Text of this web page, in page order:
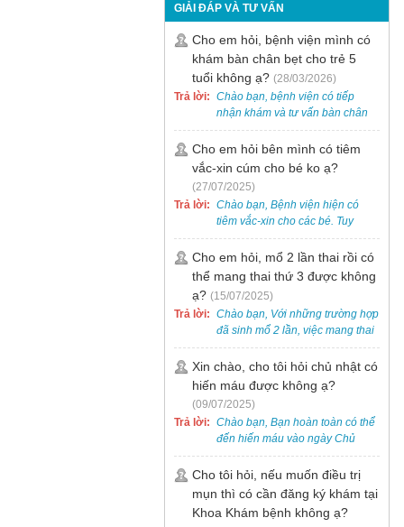
GIẢI ĐÁP VÀ TƯ VẤN
Cho em hỏi, bệnh viện mình có
khám bàn chân bẹt cho trẻ 5
tuổi không ạ? (28/03/2026)
Trả lời: Chào bạn, bệnh viện có tiếp
nhận khám và tư vấn bàn chân
bẹt cho trẻ em, bao gồm cả trẻ 5
tuổi. Bạn có thể đưa bé đến
Khoa Khám bệnh của bệnh viện
để được bác sĩ chuyên khoa
thăm khám. Ngoài ra, để thuận
tiện hơn, bạn có thể đặt lịch
khám trước qua số điện thoại:
0988 270 115. Nếu cần hỗ trợ
thêm, vui lòng liên hệ qua Zalo
hoặc Fanpage Bệnh viện Việt
Nam - Thụy Điển Uông Bí.
Cho em hỏi bên mình có tiêm
vắc-xin cúm cho bé ko ạ?
(27/07/2025)
Trả lời: Chào bạn, Bệnh viện hiện có
tiêm vắc-xin cho các bé. Tuy
nhiên, các loại vắc-xin thường về
theo từng đợt, không phải lúc
nào cũng có sẵn.
Cho em hỏi, mổ 2 lần thai rồi có
thể mang thai thứ 3 được không
ạ? (15/07/2025)
Trả lời: Chào bạn, Với những trường hợp
đã sinh mổ 2 lần, việc mang thai
lần 3 vẫn có thể thực hiện được.
Tại Bệnh viện, chúng tôi đã tiếp
nhận và hỗ trợ nhiều thai phụ có
nhu cầu tương tự.
Xin chào, cho tôi hỏi chủ nhật có
hiến máu được không ạ?
(09/07/2025)
Trả lời: Chào bạn, Bạn hoàn toàn có thể
đến hiến máu vào ngày Chủ
Nhật.
Cho tôi hỏi, nếu muốn điều trị
mụn thì có cần đăng ký khám tại
Khoa Khám bệnh không ạ?